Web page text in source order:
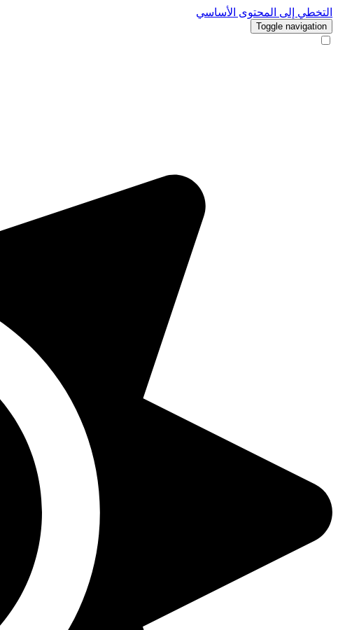
التخطي إلى المحتوى الأساسي
Toggle navigation